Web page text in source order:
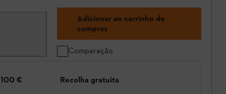
Adicionar ao carrinho de
compras
Comparação
€ Recolha gratuita